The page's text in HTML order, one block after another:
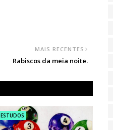
MAIS RECENTES
Rabiscos da meia noite.
ESTUDOS